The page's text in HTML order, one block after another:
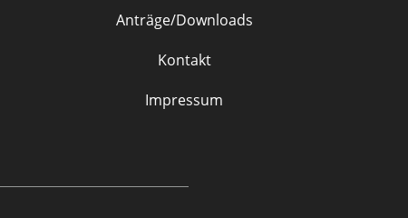
Anträge/Downloads
Kontakt
Impressum